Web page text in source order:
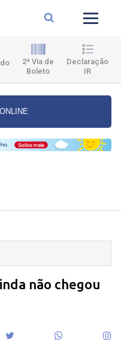
2ª Via de
Boleto
Declaração
IR
não chegou